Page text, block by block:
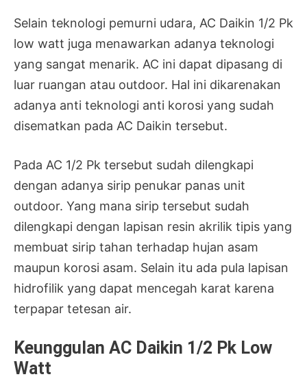
Selain teknologi pemurni udara, AC Daikin 1/2 Pk
low watt juga menawarkan adanya teknologi
yang sangat menarik. AC ini dapat dipasang di
luar ruangan atau outdoor. Hal ini dikarenakan
adanya anti teknologi anti korosi yang sudah
disematkan pada AC Daikin tersebut.
Pada AC 1/2 Pk tersebut sudah dilengkapi
dengan adanya sirip penukar panas unit
outdoor. Yang mana sirip tersebut sudah
dilengkapi dengan lapisan resin akrilik tipis yang
membuat sirip tahan terhadap hujan asam
maupun korosi asam. Selain itu ada pula lapisan
hidrofilik yang dapat mencegah karat karena
terpapar tetesan air.
Keunggulan AC Daikin 1/2 Pk Low
Watt